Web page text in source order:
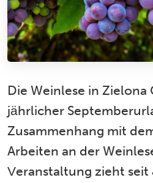
Die Weinlese in Zielona
jährlicher
Zusammenhang mit
Arbeiten an der
Veranstaltung zieht seit